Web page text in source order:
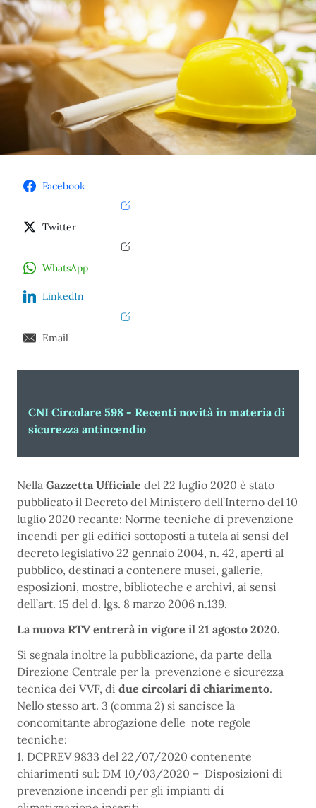
Facebook
Twitter
WhatsApp
LinkedIn
Email
CNI Circolare 598 - Recenti novità in materia di
sicurezza antincendio
Nella Gazzetta Ufficiale del 22 luglio 2020 è stato
pubblicato il Decreto del Ministero dell’Interno del 10
luglio 2020 recante: Norme tecniche di prevenzione
incendi per gli edifici sottoposti a tutela ai sensi del
decreto legislativo 22 gennaio 2004, n. 42, aperti al
pubblico, destinati a contenere musei, gallerie,
esposizioni, mostre, biblioteche e archivi, ai sensi
dell’art. 15 del d. lgs. 8 marzo 2006 n.139.
La nuova RTV entrerà in vigore il 21 agosto 2020.
Si segnala inoltre la pubblicazione, da parte della
Direzione Centrale per la prevenzione e sicurezza
tecnica dei VVF, di due circolari di chiarimento.
Nello stesso art. 3 (comma 2) si sancisce la
concomitante abrogazione delle note regole
tecniche:
1. DCPREV 9833 del 22/07/2020 contenente
chiarimenti sul: DM 10/03/2020 – Disposizioni di
prevenzione incendi per gli impianti di